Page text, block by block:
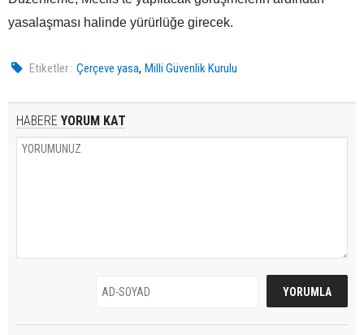
yasalaşması halinde yürürlüğe girecek.
Etiketler : Çerçeve yasa,Milli Güvenlik Kurulu
HABERE YORUM KAT